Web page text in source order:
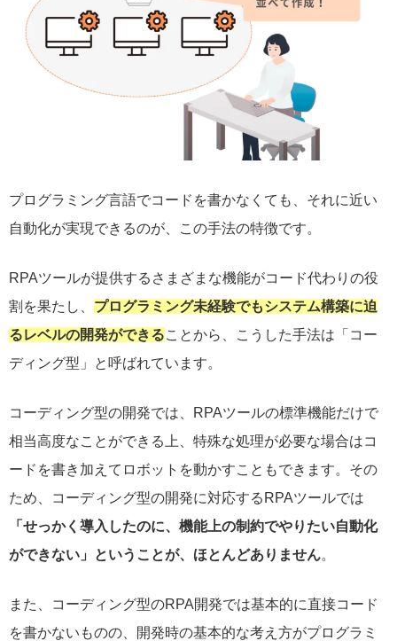
プログラミング言語でコードを書かなくても、それに近い
自動化が実現できるのが、この手法の特徴です。
RPAツールが提供するさまざまな機能がコード代わりの役
割を果たし、 プログラミング未経験でもシステム構築に迫
るレベルの開発ができることから、こうした手法は「コー
ディング型」と呼ばれています。
コーディング型の開発では、RPAツールの標準機能だけで
相当高度なことができる上、特殊な処理が必要な場合はコ
ードを書き加えてロボットを動かすこともできます。その
ため、コーディング型の開発に対応するRPAツールでは
「せっかく導入したのに、機能上の制約でやりたい自動化
ができない」ということが、ほとんどありません。
また、コーディング型のRPA開発では基本的に直接コード
を書かないものの、開発時の基本的な考え方がプログラミ